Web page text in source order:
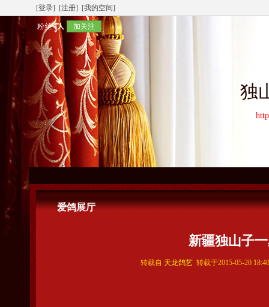
[登录] [注册] [我的空间]
粉丝4人 加关注
独
爱鸽展厅
新疆独山子
转载自 天龙鸽艺 转载于2015-05-20